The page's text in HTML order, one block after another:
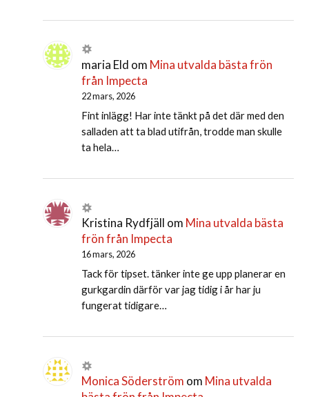
maria Eld om Mina utvalda bästa frön
från Impecta
22 mars, 2026
Fint inlägg! Har inte tänkt på det där med den
salladen att ta blad utifrån, trodde man skulle
ta hela…
Kristina Rydfjäll om Mina utvalda bästa
frön från Impecta
16 mars, 2026
Tack för tipset. tänker inte ge upp planerar en
gurkgardin därför var jag tidig i år har ju
fungerat tidigare…
Monica Söderström om Mina utvalda